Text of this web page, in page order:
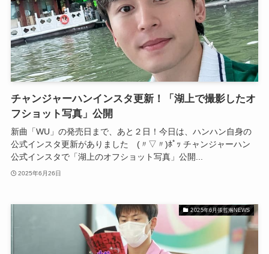
チャンジャーハンインスタ更新！「湖上で撮影したオ
フショット写真」公開
新曲「WU」の発売日まで、あと２日！今日は、ハンハン自身の
公式インスタ更新がありました (〃▽〃)ﾎﾟｯ チャンジャーハン
公式インスタで「湖上のオフショット写真」公開...
2025年6月26日
2025年6月張哲瀚NEWS